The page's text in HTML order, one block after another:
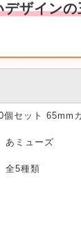
ザイン
セット 65mm
あミューズ
全5種類